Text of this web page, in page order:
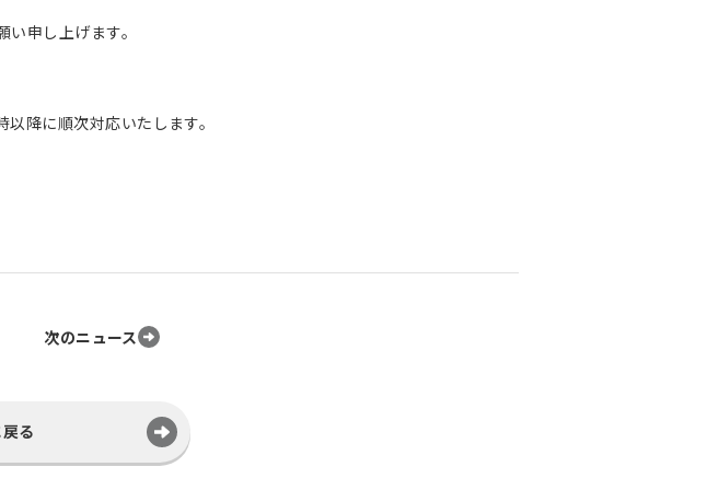
申し上げます。
降に順次対応いたします。
次のニュース
る